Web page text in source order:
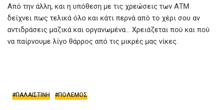
Από την άλλη, και η υπόθεση με τις χρεώσεις των ΑΤΜ
δείχνει πως τελικά όλο και κάτι περνά από το χέρι σου αν
αντιδράσεις μαζικά και οργανωμένα… Χρειάζεται πού και πού
να παίρνουμε λίγο θάρρος από τις μικρές μας νίκες.
ΠΑΛΑΙΣΤΙΝΗ ΠΟΛΕΜΟΣ